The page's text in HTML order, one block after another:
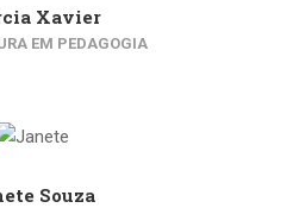
Xavier
EM PEDAGOGIA
Souza